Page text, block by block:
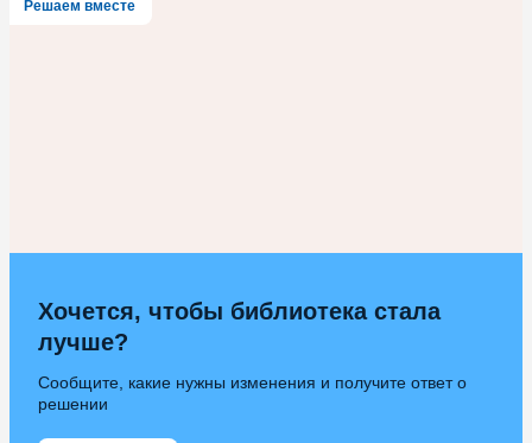
Решаем вместе
Хочется, чтобы библиотека стала
лучше?
Сообщите, какие нужны изменения и получите ответ о
решении